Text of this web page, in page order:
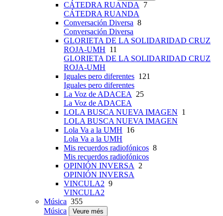
CÁTEDRA RUANDA 7
CÁTEDRA RUANDA
Conversación Diversa 8
Conversación Diversa
GLORIETA DE LA SOLIDARIDAD CRUZ
ROJA-UMH 11
GLORIETA DE LA SOLIDARIDAD CRUZ
ROJA-UMH
Iguales pero diferentes 121
Iguales pero diferentes
La Voz de ADACEA 25
La Voz de ADACEA
LOLA BUSCA NUEVA IMAGEN 1
LOLA BUSCA NUEVA IMAGEN
Lola Va a la UMH 16
Lola Va a la UMH
Mis recuerdos radiofónicos 8
Mis recuerdos radiofónicos
OPINIÓN INVERSA 2
OPINIÓN INVERSA
VINCULA2 9
VINCULA2
Música 355
Música
Veure més